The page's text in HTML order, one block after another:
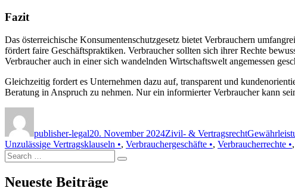
Fazit
Das österreichische Konsumentenschutzgesetz bietet Verbrauchern
fördert faire Geschäftspraktiken. Verbraucher sollten sich ihrer Rechte
Verbraucher auch in einer sich wandelnden Wirtschaftswelt angemessen
Gleichzeitig fordert es Unternehmen dazu auf, transparent und
Beratung in Anspruch zu nehmen. Nur ein informierter Verbraucher kann
publisher-legal20. November 2024Zivil- & Vertragsrecht
Unzulässige Vertragsklauseln •, Verbrauchergeschäfte •, Verbraucherrechte •,
Search
for:
Search
Neueste Beiträge